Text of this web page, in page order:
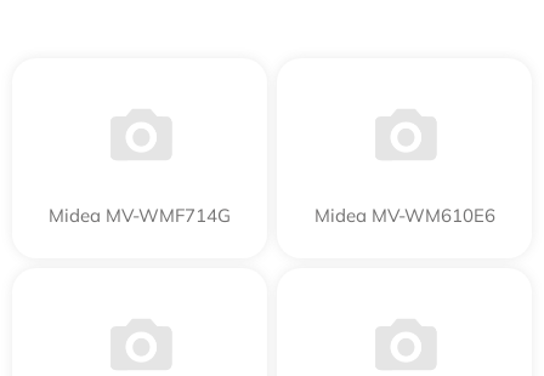
Midea MV-WMF714G Midea MV-WM610E6